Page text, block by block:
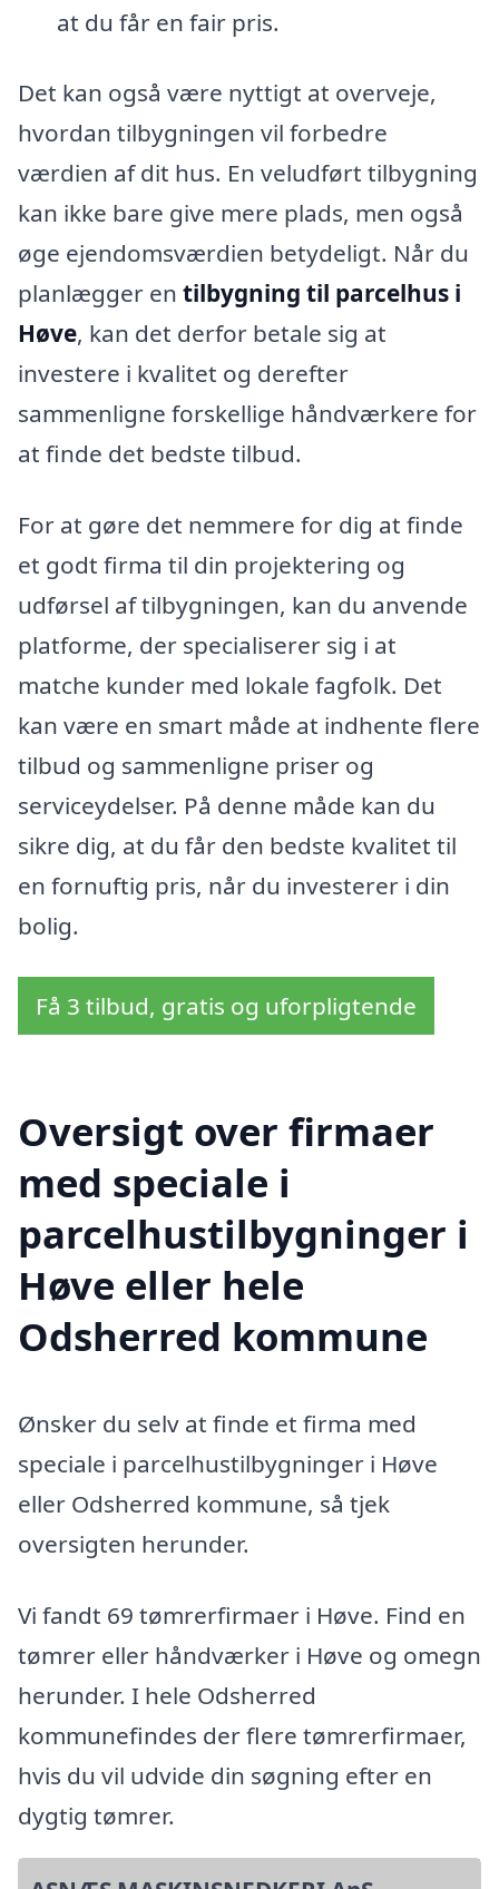
at du får en fair pris.
Det kan også være nyttigt at overveje,
hvordan tilbygningen vil forbedre
værdien af dit hus. En veludført tilbygning
kan ikke bare give mere plads, men også
øge ejendomsværdien betydeligt. Når du
planlægger en tilbygning til parcelhus i
Høve, kan det derfor betale sig at
investere i kvalitet og derefter
sammenligne forskellige håndværkere for
at finde det bedste tilbud.
For at gøre det nemmere for dig at finde
et godt firma til din projektering og
udførsel af tilbygningen, kan du anvende
platforme, der specialiserer sig i at
matche kunder med lokale fagfolk. Det
kan være en smart måde at indhente flere
tilbud og sammenligne priser og
serviceydelser. På denne måde kan du
sikre dig, at du får den bedste kvalitet til
en fornuftig pris, når du investerer i din
bolig.
Få 3 tilbud, gratis og uforpligtende
Oversigt over firmaer
med speciale i
parcelhustilbygninger i
Høve eller hele
Odsherred kommune
Ønsker du selv at finde et firma med
speciale i parcelhustilbygninger i Høve
eller Odsherred kommune, så tjek
oversigten herunder.
Vi fandt 69 tømrerfirmaer i Høve. Find en
tømrer eller håndværker i Høve og omegn
herunder. I hele Odsherred
kommunefindes der flere tømrerfirmaer,
hvis du vil udvide din søgning efter en
dygtig tømrer.